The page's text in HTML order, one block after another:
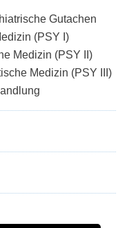
Gutachen
(PSY I)
Medizin (PSY II)
Medizin (PSY III)